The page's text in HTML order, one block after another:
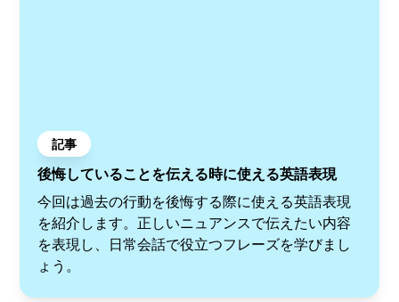
記事
後悔していることを伝える時に使える英語表現
今回は過去の行動を後悔する際に使える英語表現
を紹介します。正しいニュアンスで伝えたい内容
を表現し、日常会話で役立つフレーズを学びまし
ょう。